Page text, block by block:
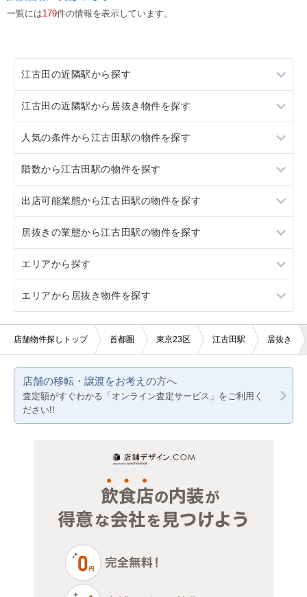
一覧には179件の情報を表示しています。
江古田の近隣駅から探す
桜台
東長崎
椎名町
江古田の近隣駅から居抜き物件を探す
桜台
東長崎
椎名町
人気の条件から江古田駅の物件を探す
居抜き
スケルトン
ロードサイド物件
看板取り付け可
10坪以下
20坪以下
階数から江古田駅の物件を探す
地下
1階
2階
出店可能業態から江古田駅の物件を探す
重飲食
軽飲食
バー・クラブ
美容室・理容室
医療・歯科・クリニック
物販・小売
ジム・教室・スタジオ
その他サービス・その他
居抜きの業態から江古田駅の物件を探す
ラーメン
イタリア料理
焼肉
居酒屋・ダイニングバー
エリアから探す
東京23区
東京都下
千葉
埼玉
エリアから居抜き物件を探す
東京23区
神奈川
千葉
店舗物件探しトップ 首都圏 東京23区 江古田駅 居抜き
店舗の移転・譲渡をお考えの方へ
査定額がすぐわかる「オンライン査定サービス」をご利用く
ださい!!